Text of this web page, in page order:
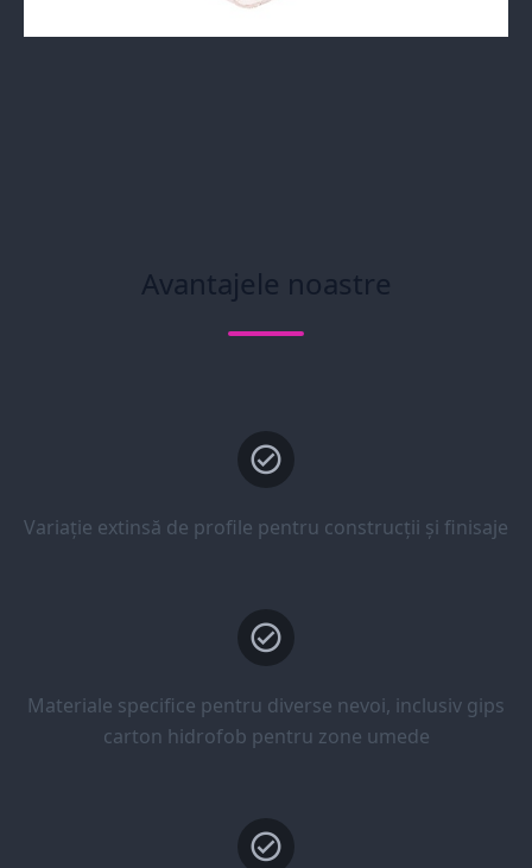
Avantajele noastre
Variație extinsă de profile pentru construcții și finisaje
Materiale specifice pentru diverse nevoi, inclusiv gips
carton hidrofob pentru zone umede